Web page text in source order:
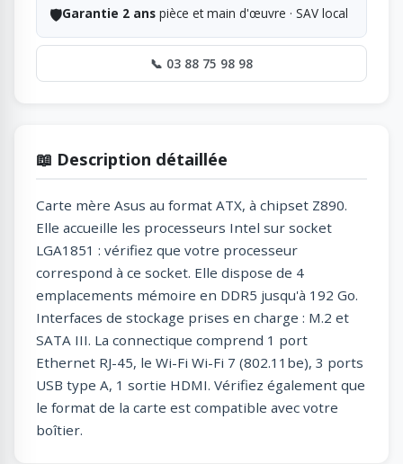
🛡️Garantie 2 anspièce et main d'œuvre · SAV local
📞 03 88 75 98 98
📖 Description détaillée
Carte mère Asus au format ATX, à chipset Z890.
Elle accueille les processeurs Intel sur socket
LGA1851 : vérifiez que votre processeur
correspond à ce socket. Elle dispose de 4
emplacements mémoire en DDR5 jusqu'à 192 Go.
Interfaces de stockage prises en charge : M.2 et
SATA III. La connectique comprend 1 port
Ethernet RJ-45, le Wi-Fi Wi-Fi 7 (802.11be), 3 ports
USB type A, 1 sortie HDMI. Vérifiez également que
le format de la carte est compatible avec votre
boîtier.